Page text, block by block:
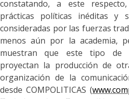
constatando, a este
prácticas políticas inéditas y
consideradas por las fuerzas
menos aún por la academia,
muestran que este tipo de
proyectan la producción de
organización de la
desde COMPOLITICAS (